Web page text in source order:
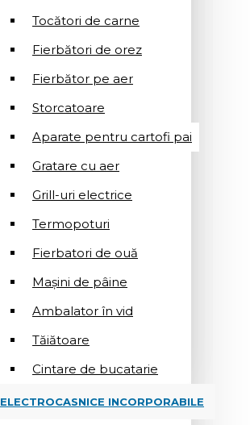
Tocători de carne
Fierbători de orez
Fierbător pe aer
Storcatoare
Aparate pentru cartofi pai
Gratare cu aer
Grill-uri electrice
Termopoturi
Fierbatori de ouă
Mașini de pâine
Ambalator în vid
Tăiătoare
Cintare de bucatarie
ELECTROCASNICE INCORPORABILE